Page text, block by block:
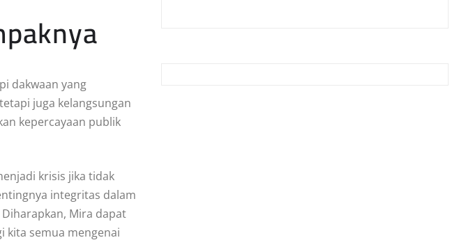
dakwaan yang
juga kelangsungan
kepercayaan publik
krisis jika tidak
integritas dalam
Mira dapat
kita semua mengenai